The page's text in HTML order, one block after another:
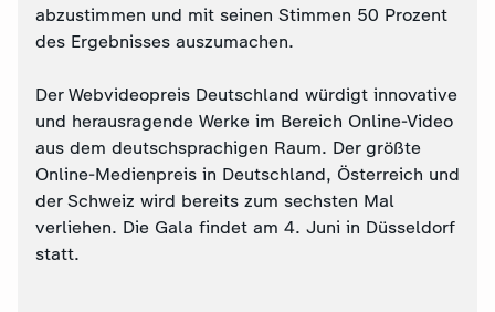
abzustimmen und mit seinen Stimmen 50 Prozent
des Ergebnisses auszumachen.
Der Webvideopreis Deutschland würdigt innovative
und herausragende Werke im Bereich Online-Video
aus dem deutschsprachigen Raum. Der größte
Online-Medienpreis in Deutschland, Österreich und
der Schweiz wird bereits zum sechsten Mal
verliehen. Die Gala findet am 4. Juni in Düsseldorf
statt.